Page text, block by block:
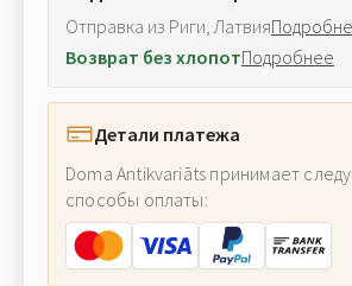
Отправка из Риги, Латвия
Возврат без хлопотПодробнее
Детали платежа
Doma Antikvariāts принимает
способы оплаты: